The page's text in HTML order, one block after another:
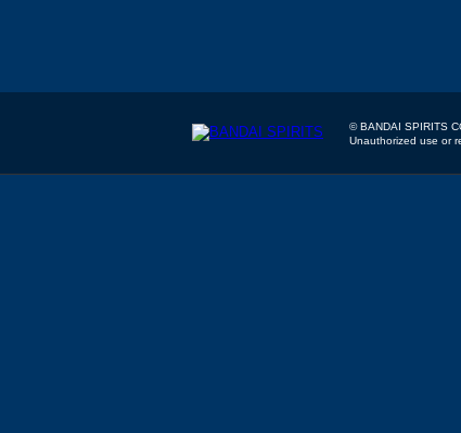
© BANDAI SPIRITS
Unauthorized use or